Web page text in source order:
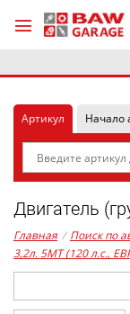
Артикул Начало
Двигатель
Главная / Поиск по
3,2л. 5MT (120 л.с.,